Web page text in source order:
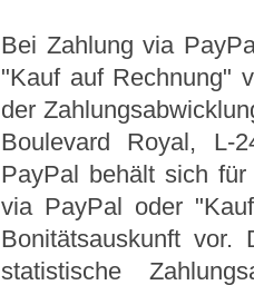
Bei Zahlung via
"Kauf auf Rechnung"
der
Boulevard Royal, L-
PayPal behält sich
via PayPal oder
Bonitätsauskunft
statistische